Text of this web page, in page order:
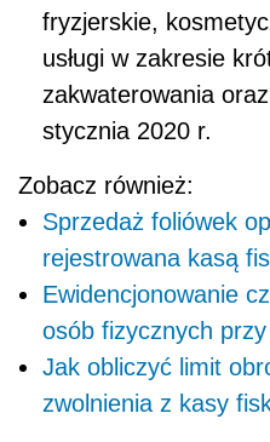
fryzjerskie,
usługi w zakresie
zakwaterowania
stycznia 2020 r.
Zobacz również:
Sprzedaż foliówek
rejestrowana kasą
Ewidencjonowanie
osób fizycznych
Jak obliczyć limit
zwolnienia z kasy